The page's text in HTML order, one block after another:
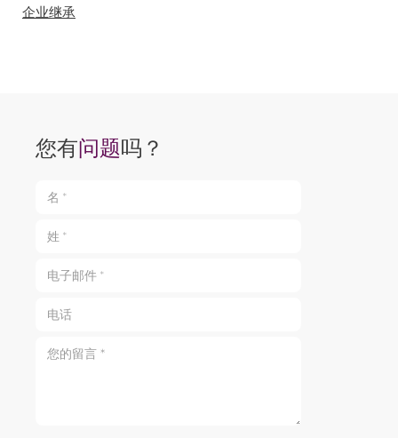
企业继承
您有问题吗？
电子邮件 *
电话
您的留言 *